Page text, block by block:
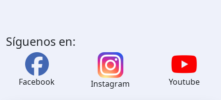
Síguenos en:
Facebook Instagram Youtube